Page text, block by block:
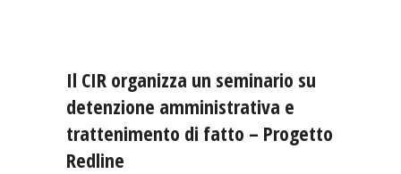
Il CIR organizza un seminario su
detenzione amministrativa e
trattenimento di fatto – Progetto
Redline